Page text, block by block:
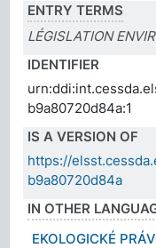
ENTRY TERMS
LÉGISLATION
IDENTIFIER
b9a80720d84a:1
IS A VERSION OF
https://
b9a80720d84a
IN OTHER
EKOLOGICKÉ